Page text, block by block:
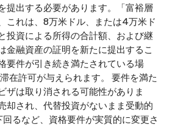
提出する必要があります。「富裕層
これは、8万米ドル、または4万米ド
投資による所得の合計額、および継
金融資産の証明を新たに提出するこ
要件が引き続き満たされている場
在許可が与えられます。 要件を満た
ザは取り消される可能性がありま
却され、代替投資がないまま受動的
るなど、資格要件が実質的に変更さ